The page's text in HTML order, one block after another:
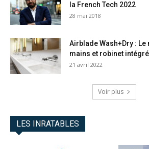
la French Tech 2022
28 mai 2018
Airblade Wash+Dry :
mains et robinet
21 avril 2022
Voir plus
LES INRATABLES